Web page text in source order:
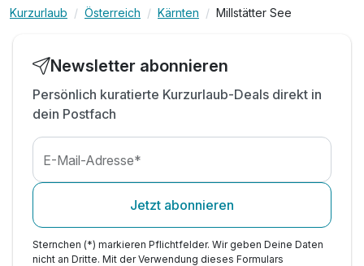
Terrasse
inkl. Badetasche mit Bademantel &-tücher
inkl. Parkplatz direkt vor dem Hotel
Kurzurlaub Österreich Kärnten Millstätter See
Newsletter abonnieren
Persönlich kuratierte Kurzurlaub-Deals direkt in
dein Postfach
E-Mail-Adresse*
Jetzt abonnieren
Sternchen (*) markieren Pflichtfelder. Wir geben Deine Daten
nicht an Dritte. Mit der Verwendung dieses Formulars